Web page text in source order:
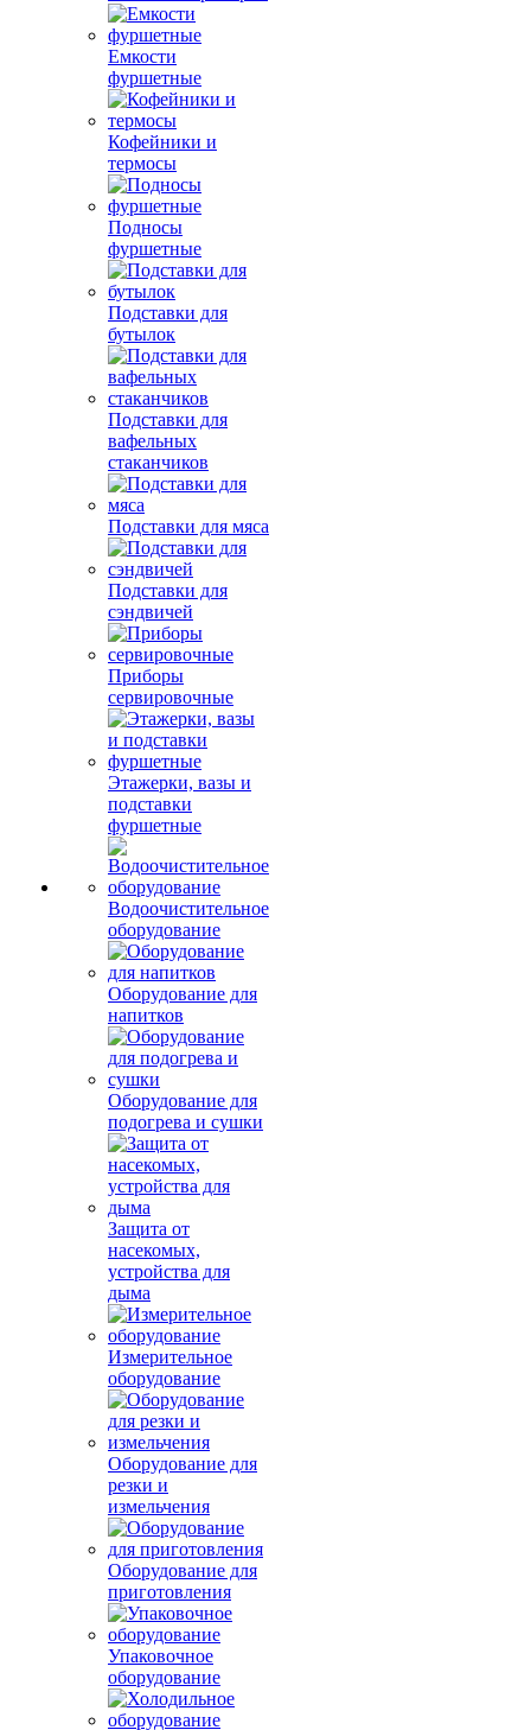
Емкости
фуршетные
Кофейники и
термосы
Подносы
фуршетные
Подставки для
бутылок
Подставки для
вафельных
стаканчиков
Подставки для мяса
Подставки для
сэндвичей
Приборы
сервировочные
Этажерки, вазы и
подставки
фуршетные
Водоочистительное
оборудование
Оборудование для
напитков
Оборудование для
подогрева и сушки
Защита от
насекомых,
устройства для
дыма
Измерительное
оборудование
Оборудование для
резки и
измельчения
Оборудование для
приготовления
Упаковочное
оборудование